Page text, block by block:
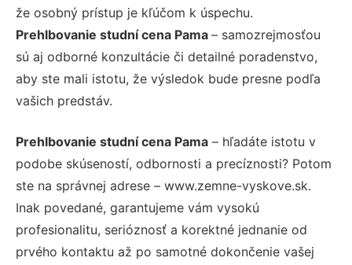
že osobný prístup je kľúčom k úspechu.
Prehlbovanie studní cena Pama – samozrejmosťou
sú aj odborné konzultácie či detailné poradenstvo,
aby ste mali istotu, že výsledok bude presne podľa
vašich predstáv.
Prehlbovanie studní cena Pama – hľadáte istotu v
podobe skúseností, odbornosti a precíznosti? Potom
ste na správnej adrese – www.zemne-vyskove.sk.
Inak povedané, garantujeme vám vysokú
profesionalitu, serióznosť a korektné jednanie od
prvého kontaktu až po samotné dokončenie vašej